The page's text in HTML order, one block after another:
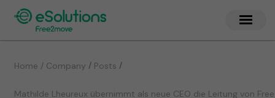
Home / Company / Posts /
Mathilde Lheureux übernimmt als neue CEO die Leitung von